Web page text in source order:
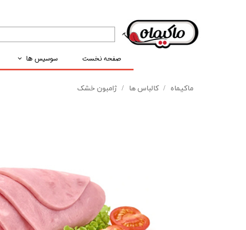
ماکیماه کالباس ها ژامبون خشک
صفحه نخست سوسیس ها